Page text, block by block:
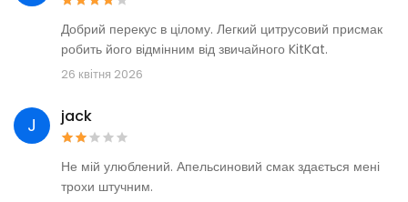
Добрий перекус в цілому. Легкий цитрусовий присмак
робить його відмінним від звичайного KitKat.
26 квітня 2026
J jack
Не мій улюблений. Апельсиновий смак здається мені
трохи штучним.